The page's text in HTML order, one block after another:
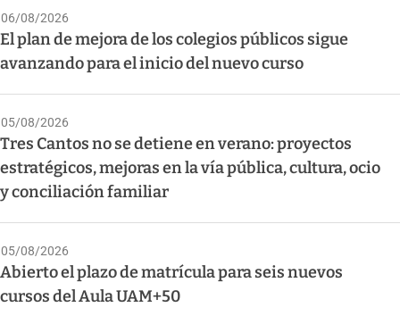
06/08/2026
El plan de mejora de los colegios públicos sigue
avanzando para el inicio del nuevo curso
05/08/2026
Tres Cantos no se detiene en verano: proyectos
estratégicos, mejoras en la vía pública, cultura, ocio
y conciliación familiar
05/08/2026
Abierto el plazo de matrícula para seis nuevos
cursos del Aula UAM+50